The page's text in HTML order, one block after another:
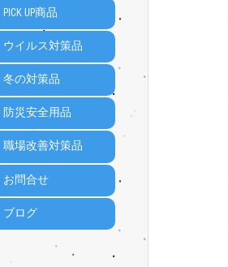
PICK UP商品
ウイルス対策品
冬の対策品
防災安全用品
職場改善対策品
お問合せ
ブログ